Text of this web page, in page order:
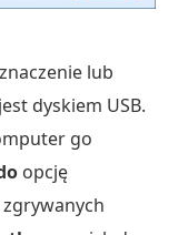
lub
dyskiem USB.
go
opcję